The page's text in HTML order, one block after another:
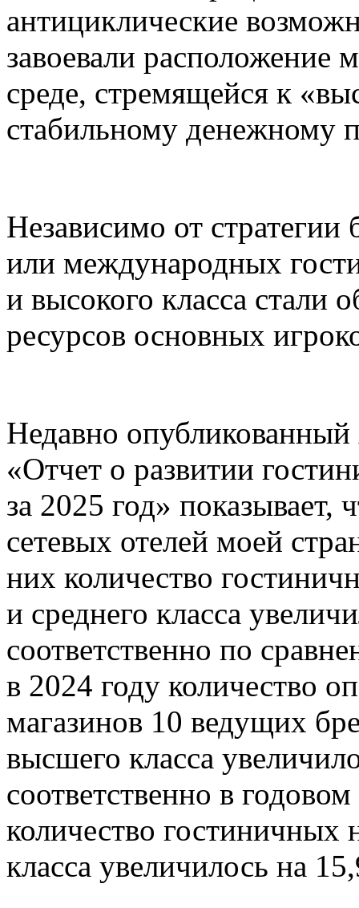
антициклические
завоевали расположение
среде, стремящейся к
стабильному денежному
Независимо от
или международных
и высокого класса стали
ресурсов основных
Недавно
«Отчет о развитии
за 2025 год»
сетевых отелей моей
них количество
и среднего класса
соответственно по
в 2024 году количество
магазинов 10 ведущих
высшего класса
соответственно в
количество гостиничных
класса увеличилось на